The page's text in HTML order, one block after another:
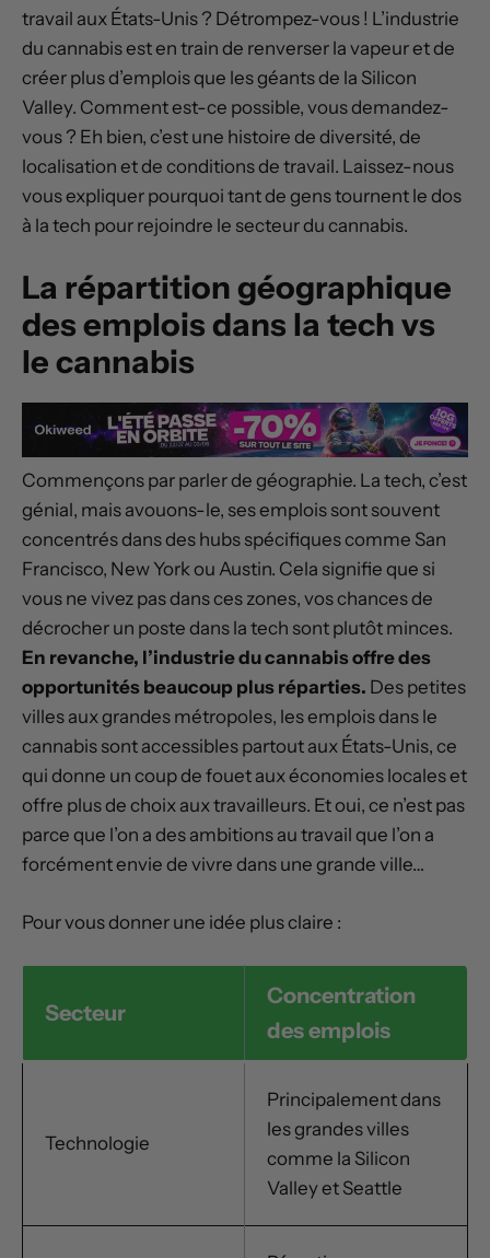
travail aux États-Unis ? Détrompez-vous ! L’industrie
du cannabis est en train de renverser la vapeur et de
créer plus d’emplois que les géants de la Silicon
Valley. Comment est-ce possible, vous demandez-
vous ? Eh bien, c’est une histoire de diversité, de
localisation et de conditions de travail. Laissez-nous
vous expliquer pourquoi tant de gens tournent le dos
à la tech pour rejoindre le secteur du cannabis.
La répartition géographique
des emplois dans la tech vs
le cannabis
Commençons par parler de géographie. La tech, c’est
génial, mais avouons-le, ses emplois sont souvent
concentrés dans des hubs spécifiques comme San
Francisco, New York ou Austin. Cela signifie que si
vous ne vivez pas dans ces zones, vos chances de
décrocher un poste dans la tech sont plutôt minces.
En revanche, l’industrie du cannabis offre des
opportunités beaucoup plus réparties. Des petites
villes aux grandes métropoles, les emplois dans le
cannabis sont accessibles partout aux États-Unis, ce
qui donne un coup de fouet aux économies locales et
offre plus de choix aux travailleurs. Et oui, ce n’est pas
parce que l’on a des ambitions au travail que l’on a
forcément envie de vivre dans une grande ville…
Pour vous donner une idée plus claire :
Secteur
Concentration
des emplois
Technologie
Principalement dans
les grandes villes
comme la Silicon
Valley et Seattle